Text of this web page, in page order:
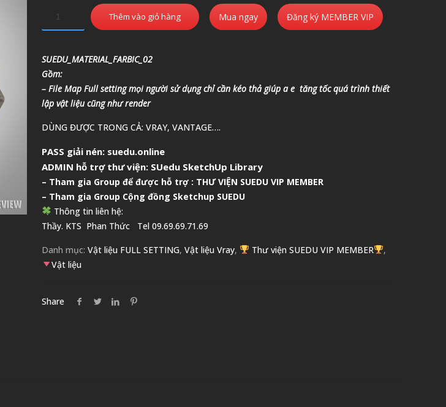
Thêm vào giỏ hàng Mua ngay Đăng ký MEMBER VIP
SUEDU_MATERIAL_FARBIC_02
Gồm:
– File Map Full setting mọi người sử dụng chỉ cần kéo thả giúp a e tăng tốc quá trình thiết
lập vật liệu cũng như render
DÙNG ĐƯỢC TRONG CẢ: VRAY, VANTAGE….
PASS giải nén: suedu.online
ADMIN hỗ trợ thư viện: SUedu SketchUp Library
– Tham gia Group để được hỗ trợ : THƯ VIỆN SUEDU VIP MEMBER
– Tham gia Group Cộng đồng Sketchup SUEDU
Thông tin liên hệ:
Thầy. KTS Phan ThứcTel 09.69.69.71.69
Danh mục: Vật liệu FULL SETTING, Vật liệu Vray, Thư viện SUEDU VIP MEMBER
,
Vật liệu
Share